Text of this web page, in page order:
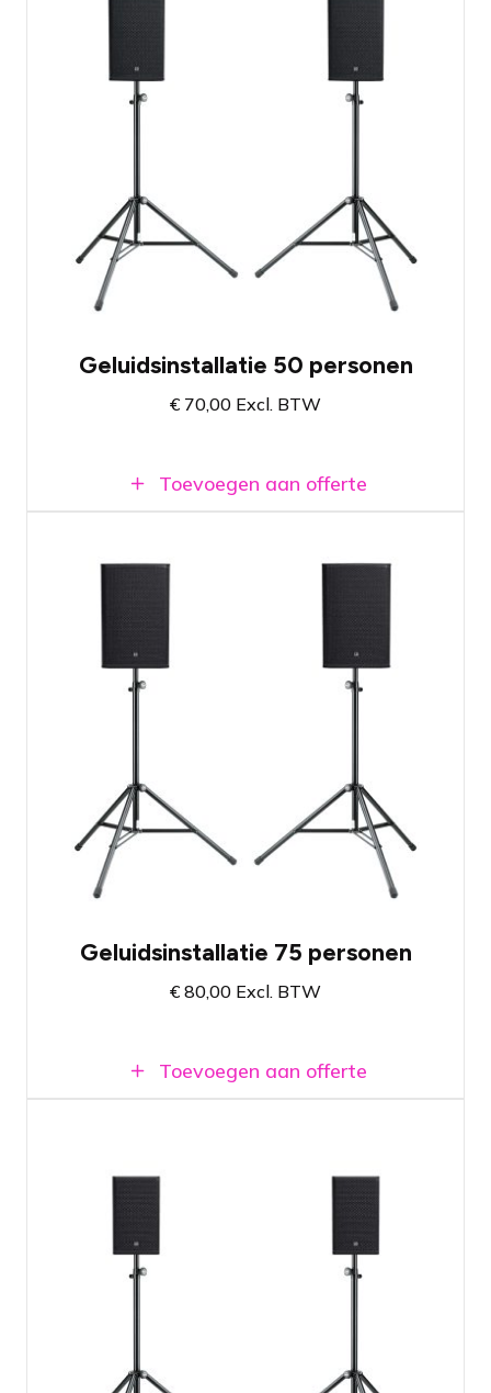
De meest gehuurde geluidsinstallatie
Ingebouwde versterkers
Beschikbaar bij vestiging Amsterdam en
Breda
Geluidsinstallatie 50 personen
€ 70,00 Excl. BTW
Toevoegen aan offerte
Veel lage tonen uit enkel 15”
topspeakers
Beschikbaar bij vestiging Amsterdam en
Breda
Geluidsinstallatie 75 personen
€ 80,00 Excl. BTW
Toevoegen aan offerte
ingebouwde versterkers